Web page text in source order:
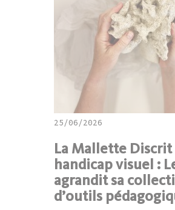
25/06/2026
La Mallette Discrit
handicap visuel :
agrandit sa
d’outils